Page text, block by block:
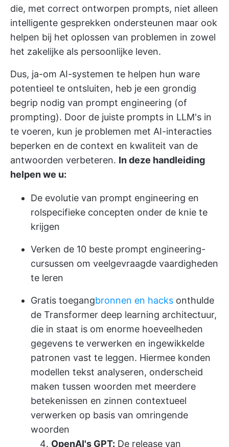
die, met correct ontworpen prompts, niet alleen
intelligente gesprekken ondersteunen maar ook
helpen bij het oplossen van problemen in zowel
het zakelijke als persoonlijke leven.
Dus, ja-om AI-systemen te helpen hun ware
potentieel te ontsluiten, heb je een grondig
begrip nodig van prompt engineering (of
prompting). Door de juiste prompts in LLM's in
te voeren, kun je problemen met AI-interacties
beperken en de context en kwaliteit van de
antwoorden verbeteren. In deze handleiding
helpen we u:
De evolutie van prompt engineering en
rolspecifieke concepten onder de knie te
krijgen
Verken de 10 beste prompt engineering-
cursussen om veelgevraagde vaardigheden
te leren
Gratis toegangbronnen en hacks onthulde
de Transformer deep learning architectuur,
die in staat is om enorme hoeveelheden
gegevens te verwerken en ingewikkelde
patronen vast te leggen. Hiermee konden
modellen tekst analyseren, onderscheid
maken tussen woorden met meerdere
betekenissen en zinnen contextueel
verwerken op basis van omringende
woorden
OpenAI's GPT: De release van